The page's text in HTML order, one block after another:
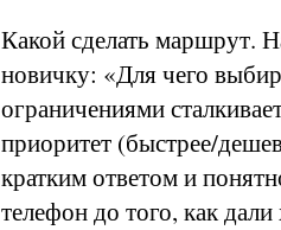
Какой сделать маршрут.
новичку: «Для чего
ограничениями
приоритет (быстрее/
кратким ответом и
телефон до того, как